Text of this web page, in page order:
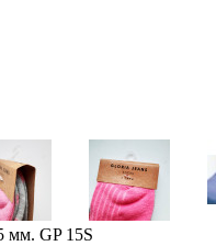
мм. GP 15S